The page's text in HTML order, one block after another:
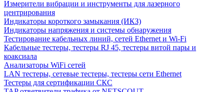
Измерители вибрации и инструменты для лазерного
центрирования
Индикаторы короткого замыкания (ИКЗ)
Индикаторы напряжения и системы обнаружения
Тестирование кабельных линий, сетей Ethernet и Wi-Fi
Кабельные тестеры, тестеры RJ 45, тестеры витой пары и
коаксиала
Анализаторы WiFi сетей
LAN тестеры, сетевые тестеры, тестеры сети Ethernet
Тестеры для сертификации СКС